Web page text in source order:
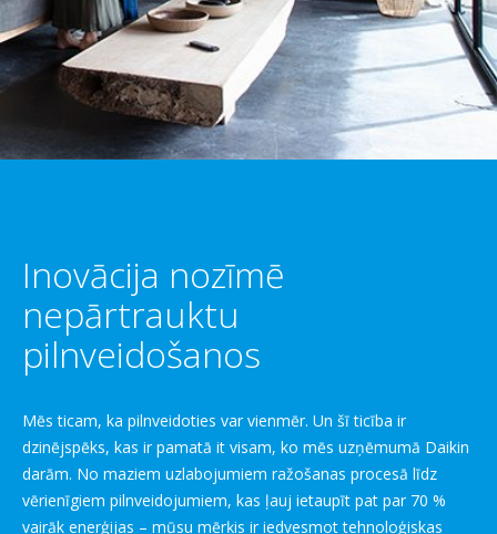
Inovācija nozīmē
nepārtrauktu
pilnveidošanos
Mēs ticam, ka pilnveidoties var vienmēr. Un šī ticība ir
dzinējspēks, kas ir pamatā it visam, ko mēs uzņēmumā Daikin
darām. No maziem uzlabojumiem ražošanas procesā līdz
vērienīgiem pilnveidojumiem, kas ļauj ietaupīt pat par 70 %
vairāk enerģijas – mūsu mērķis ir iedvesmot tehnoloģiskas